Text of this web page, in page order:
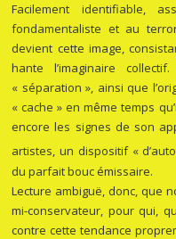
Facilement identifiable,
fondamentaliste et au
devient cette image,
hante l’imaginaire
« séparation », ainsi que
« cache » en même temps
encore les signes de son
artistes, un dispositif «
du parfait bouc émissaire.
Lecture ambiguë, donc, que
mi-conservateur, pour qui,
contre cette tendance